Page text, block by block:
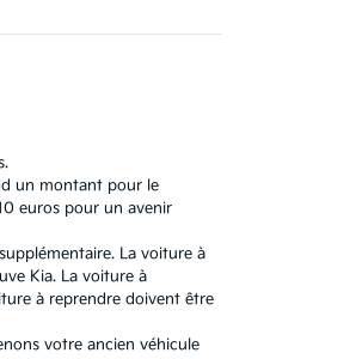
un montant pour le
euros pour un avenir
La voiture à
Kia. La voiture à
à reprendre doivent être
votre ancien véhicule